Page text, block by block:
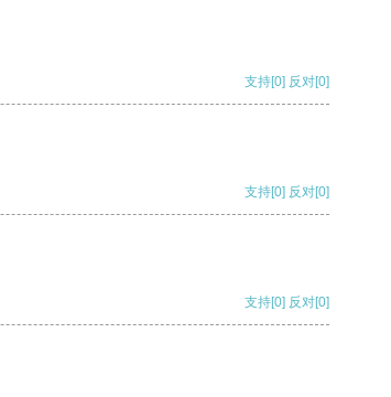
支持[0] 反对[0]
支持[0] 反对[0]
支持[0] 反对[0]